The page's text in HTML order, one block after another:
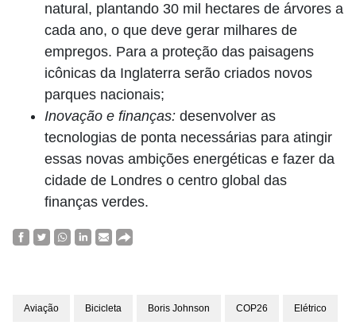
natural, plantando 30 mil hectares de árvores a
cada ano, o que deve gerar milhares de
empregos. Para a proteção das paisagens
icônicas da Inglaterra serão criados novos
parques nacionais;
Inovação e finanças: desenvolver as
tecnologias de ponta necessárias para atingir
essas novas ambições energéticas e fazer da
cidade de Londres o centro global das
finanças verdes.
Aviação Bicicleta Boris Johnson COP26 Elétrico